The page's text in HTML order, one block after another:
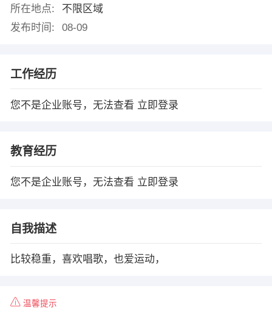
所在地点:
不限区域
发布时间:
08-09
工作经历
您不是企业账号，无法查看 立即登录
教育经历
您不是企业账号，无法查看 立即登录
自我描述
比较稳重，喜欢唱歌，也爱运动，
温馨提示